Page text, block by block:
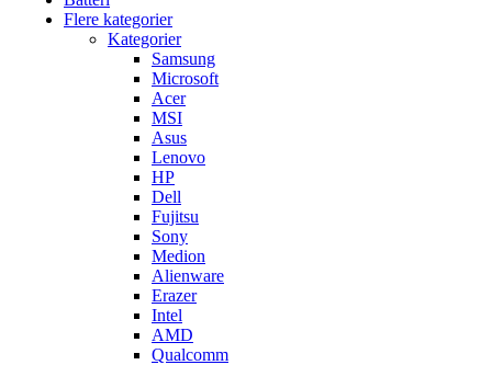
Flere kategorier
Kategorier
Samsung
Microsoft
Acer
MSI
Asus
Lenovo
HP
Dell
Fujitsu
Sony
Medion
Alienware
Erazer
Intel
AMD
Qualcomm